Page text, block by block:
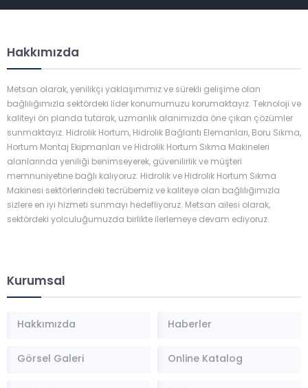
Hakkımızda
Metsan olarak, yenilikçi yaklaşımımız ve sürekli gelişime olan
bağlılığımızla sektördeki lider konumumuzu korumaktayız. Teknoloji ve
kaliteyi ön planda tutarak, uzmanlık alanımızda öne çıkan çözümler
sunmaktayız. Hidrolik Hortum, Hidrolik Bağlantı Elemanları, Boru Sıkma,
Hortum Montaj Ekipmanları ve Hidrolik Hortum Sıkma Makineleri
alanlarında yeniliği benimseyerek, güvenilirlik ve müşteri
memnuniyetine bağlı kalıyoruz. Hidrolik ve Hidrolik Hortum Sıkma
Makinesi sektörlerindeki tecrübemiz ve kaliteye olan bağlılığımızla
sizlere en iyi hizmeti sunmayı hedefliyoruz. Metsan ailesi olarak,
sektördeki yolculuğumuzda birlikte ilerlemeye devam ediyoruz.
Kurumsal
Hakkımızda Haberler
Görsel Galeri Online Katalog